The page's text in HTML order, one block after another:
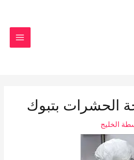
الحشرات بتبوك
الخليج